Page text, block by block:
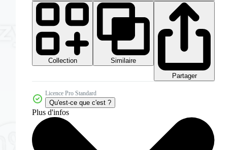
Collection
Similaire
Partager
Licence Pro Standard
Qu'est-ce que c'est ?
Plus d'infos